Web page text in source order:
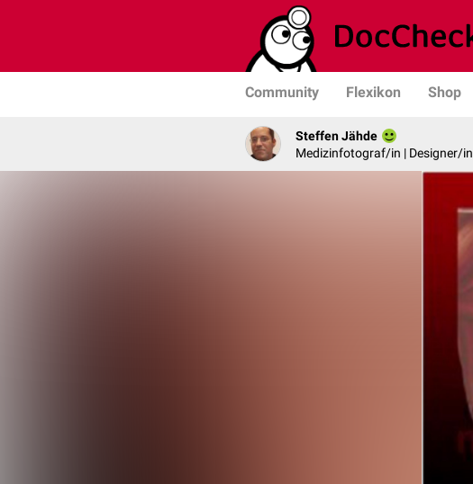
Community Flexikon Shop
Steffen Jähde
Medizinfotograf/in | Designer/in